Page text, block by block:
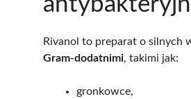
Rivanol to preparat o silnych
Gram-dodatnimi, takimi jak:
gronkowce,